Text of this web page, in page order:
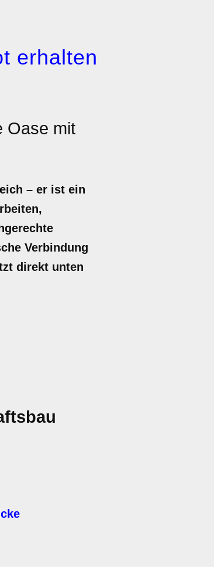
erhalten
Oase mit
– er ist ein
Verbindung
direkt unten